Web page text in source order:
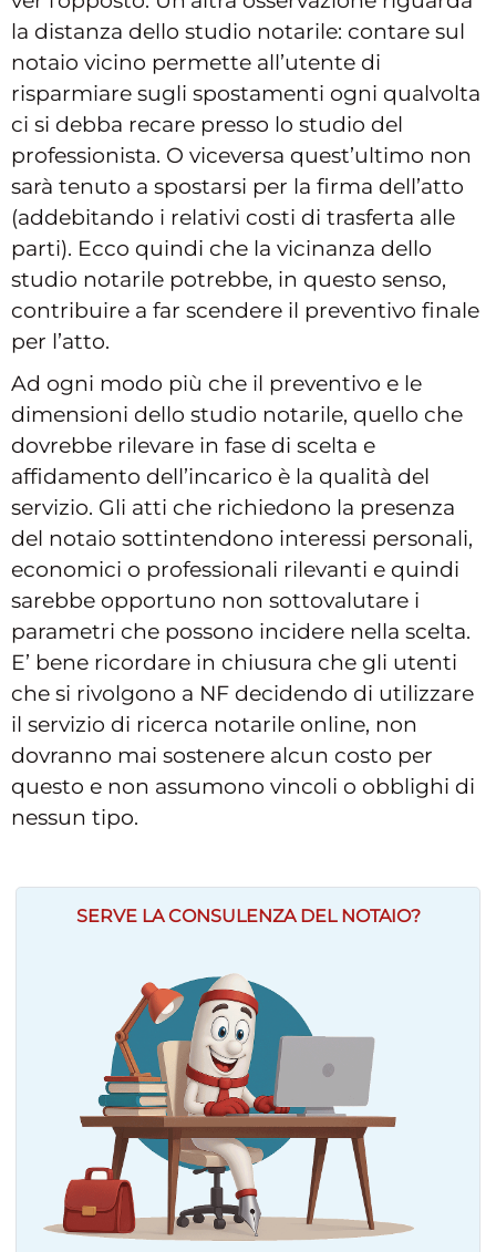
la distanza dello studio notarile: contare sul
notaio vicino permette all’utente di
risparmiare sugli spostamenti ogni qualvolta
ci si debba recare presso lo studio del
professionista. O viceversa quest’ultimo non
sarà tenuto a spostarsi per la firma dell’atto
(addebitando i relativi costi di trasferta alle
parti). Ecco quindi che la vicinanza dello
studio notarile potrebbe, in questo senso,
contribuire a far scendere il preventivo finale
per l’atto.
Ad ogni modo più che il preventivo e le
dimensioni dello studio notarile, quello che
dovrebbe rilevare in fase di scelta e
affidamento dell’incarico è la qualità del
servizio. Gli atti che richiedono la presenza
del notaio sottintendono interessi personali,
economici o professionali rilevanti e quindi
sarebbe opportuno non sottovalutare i
parametri che possono incidere nella scelta.
E’ bene ricordare in chiusura che gli utenti
che si rivolgono a NF decidendo di utilizzare
il servizio di ricerca notarile online, non
dovranno mai sostenere alcun costo per
questo e non assumono vincoli o obblighi di
nessun tipo.
SERVE LA CONSULENZA DEL NOTAIO?